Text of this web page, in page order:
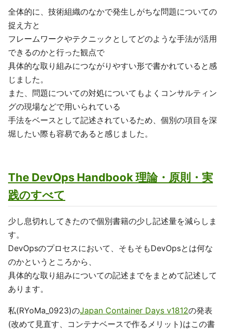
全体的に、技術組織のなかで発生しがちな問題についての
捉え方と
フレームワークやテクニックとしてどのような手法が活用
できるのかと行った観点で
具体的な取り組みにつながりやすい形で書かれていると感
じました。
また、問題についての対処についてもよくコンサルティン
グの現場などで用いられている
手法をベースとして記述されているため、個別の項目を深
堀したい際も容易であると感じました。
The DevOps Handbook 理論・原則・実
践のすべて
少し息切れしてきたので個別書籍の少し記述量を減らしま
す。
DevOpsのプロセスにおいて、そもそもDevOpsとは何な
のかというところから、
具体的な取り組みについての記述までをまとめて記述して
あります。
私(RYoMa_0923)のJapan Container Days v1812の発表
(改めて見直す、コンテナベースで作るメリット)はこの書